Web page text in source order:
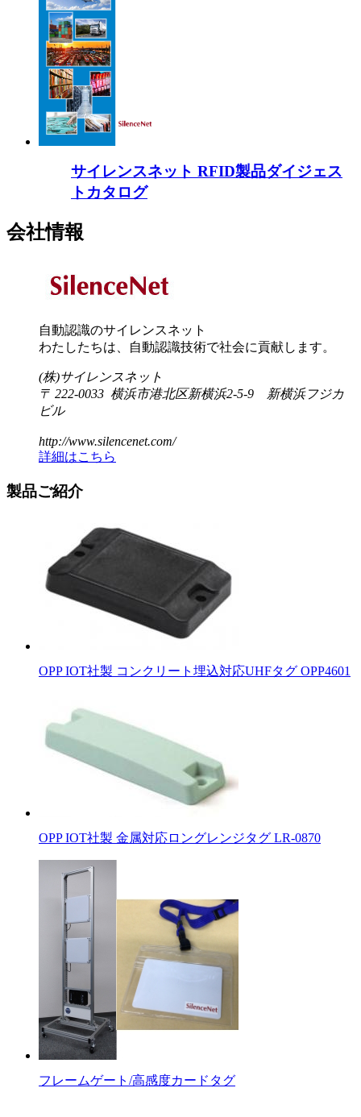
サイレンスネット RFID製品ダイジェス
トカタログ
会社情報
自動認識のサイレンスネット
わたしたちは、自動認識技術で社会に貢献します。
(株)サイレンスネット
〒 222-0033 横浜市港北区新横浜2-5-9 新横浜フジカ
ビル
http://www.silencenet.com/
詳細はこちら
製品ご紹介
OPP IOT社製 コンクリート埋込対応UHFタグ OPP4601
OPP IOT社製 金属対応ロングレンジタグ LR-0870
フレームゲート/高感度カードタグ